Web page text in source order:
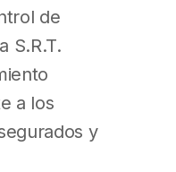
de
S.R.T.
a los
y